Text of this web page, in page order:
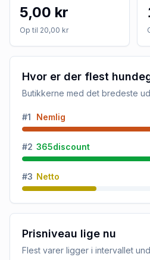
5,00 kr
Op til 20,00 kr
Hvor er der flest
Butikkerne med det bredeste
#1 Nemlig
#2 365discount
#3 Netto
Prisniveau lige nu
Flest varer ligger i intervallet